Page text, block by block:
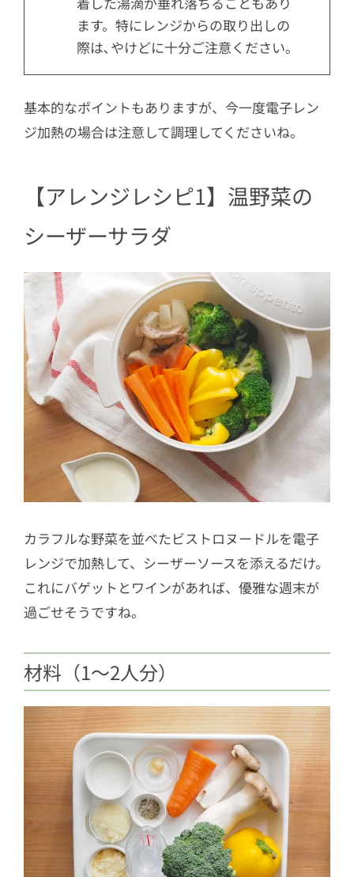
ます。特にレンジからの取り出しの
際は､やけどに十分ご注意ください｡
基本的なポイントもありますが、今一度電子レン
ジ加熱の場合は注意して調理してくださいね。
【アレンジレシピ1】温野菜の
シーザーサラダ
カラフルな野菜を並べたビストロヌードルを電子
レンジで加熱して、シーザーソースを添えるだけ。
これにバゲットとワインがあれば、優雅な週末が
過ごせそうですね。
材料（1〜2人分）